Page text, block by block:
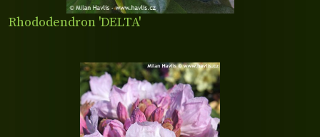
Rhododendron 'DELTA'